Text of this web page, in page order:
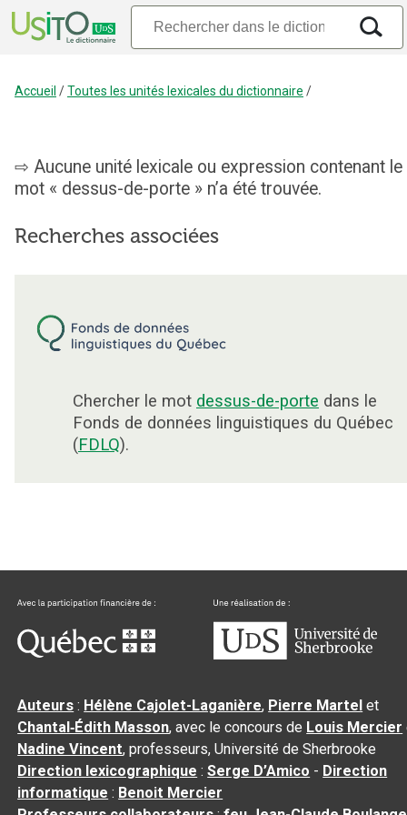
Accueil /Toutes les unités lexicales du dictionnaire /
Aucune unité lexicale ou expression contenant le
mot « dessus-de-porte » n’a été trouvée.
Recherches associées
Chercher le mot dessus-de-porte dans le
Fonds de données linguistiques du Québec
(FDLQ).
Auteurs : Hélène Cajolet-Laganière, Pierre Martel et
Chantal‑Édith Masson, avec le concours de Louis Mercier
Nadine Vincent, professeurs, Université de Sherbrooke
Direction lexicographique :Serge D’Amico - Direction
informatique : Benoit Mercier